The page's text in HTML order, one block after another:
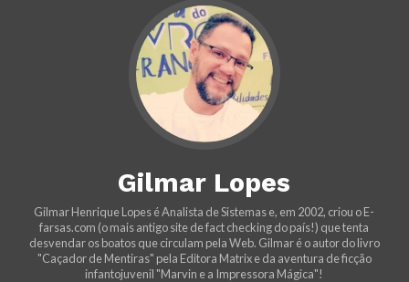
Gilmar Lopes
Gilmar Henrique Lopes é Analista de Sistemas e, em 2002, criou o E-
farsas.com (o mais antigo site de fact checking do país!) que tenta
desvendar os boatos que circulam pela Web. Gilmar é o autor do livro
"Caçador de Mentiras" pela Editora Matrix e da aventura de ficção
infantojuvenil "Marvin e a Impressora Mágica"!